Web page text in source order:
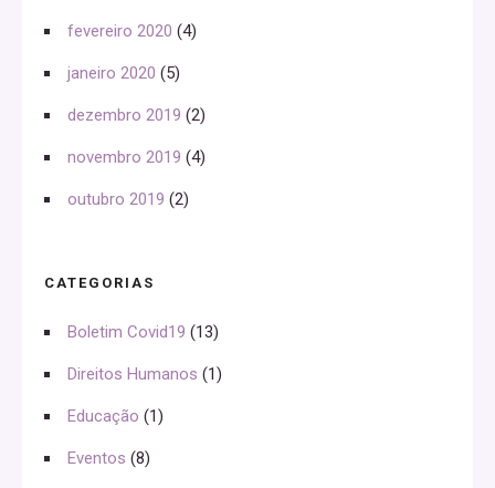
fevereiro 2020 (4)
janeiro 2020 (5)
dezembro 2019 (2)
novembro 2019 (4)
outubro 2019 (2)
CATEGORIAS
Boletim Covid19 (13)
Direitos Humanos (1)
Educação (1)
Eventos (8)